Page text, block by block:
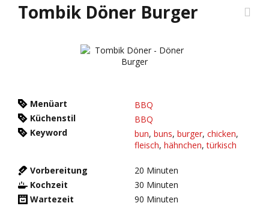
Tombik Döner Burger
Menüart
BBQ
Küchenstil
BBQ
Keyword
bun, buns, burger, chicken,
fleisch, hähnchen,türkisch
Vorbereitung 20 Minuten
Kochzeit
30 Minuten
Wartezeit
90 Minuten